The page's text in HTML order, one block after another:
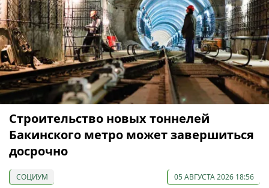
Строительство новых тоннелей
Бакинского метро может завершиться
досрочно
СОЦИУМ 05 АВГУСТА 2026 18:56